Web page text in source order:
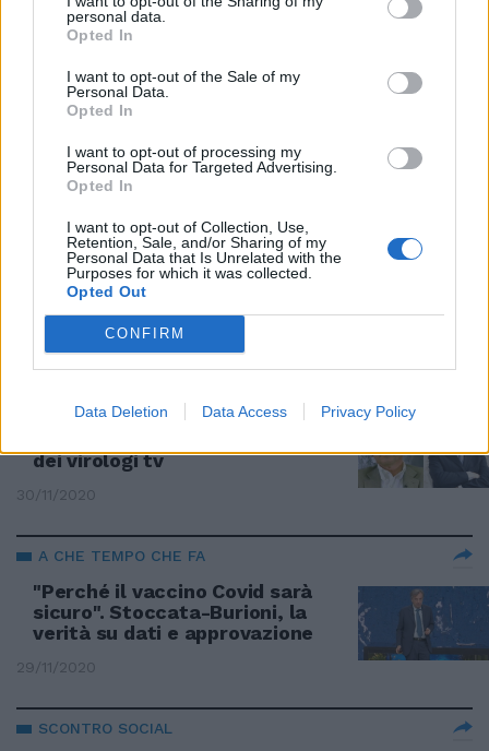
personal data.
Opted In
I want to opt-out of the Sale of my
Personal Data.
Opted In
I want to opt-out of processing my
Personal Data for Targeted Advertising.
Opted In
I want to opt-out of Collection, Use,
Retention, Sale, and/or Sharing of my
Personal Data that Is Unrelated with the
Purposes for which it was collected.
Opted Out
CONFIRM
Data Deletion Data Access Privacy Policy
"Burioni o Burini". Storace
bacchetta il prof sul tweet
16/12/2020
IL PROF
Covid e vaccino, lezioni sulla
libertà da Burioni? Anche no
01/12/2020
Crisanti oscura Burioni ma è
dei virologi tv
30/11/2020
A CHE TEMPO CHE FA
"Perché il vaccino Covid sarà
sicuro". Stoccata-Burioni, la
verità su dati e approvazione
29/11/2020
SCONTRO SOCIAL